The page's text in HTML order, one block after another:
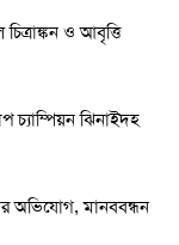
ও আবৃত্তি
চ্যাম্পিয়ন ঝিনাইদহ
অভিযোগ, মানববন্ধন